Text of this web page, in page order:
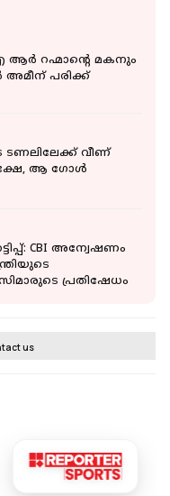
റഹ്മാന്റെ മകനും
പരിക്ക്
വീണ്
ആ ഗോള്‍
CBI അന്വേഷണം
പ്രതിഷേധം
us